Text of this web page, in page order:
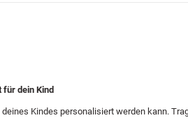
dein Kind
Kindes personalisiert werden kann.